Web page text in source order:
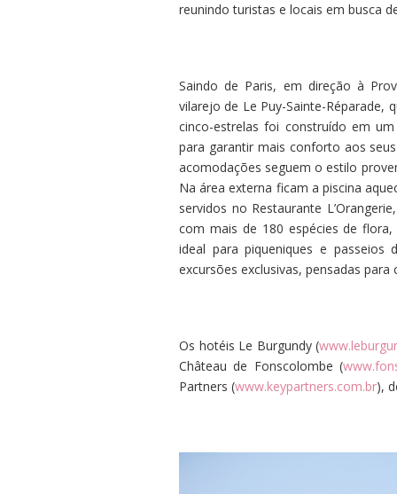
reunindo turistas e locais em busca
Saindo de Paris, em direção à
vilarejo de Le Puy-Sainte-Réparade,
cinco-estrelas foi construído em
para garantir mais conforto aos
acomodações seguem o estilo
Na área externa ficam a piscina
servidos no Restaurante
com mais de 180 espécies de
ideal para piqueniques e
excursões exclusivas, pensadas
Os hotéis Le Burgundy (
Château de Fonscolombe (
Partners (www.keypartners.com.br),